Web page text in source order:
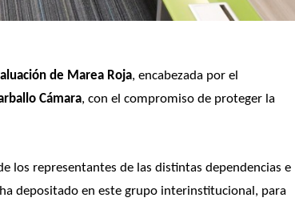
de Marea Roja, encabezada por el
Cámara, con el compromiso de proteger la
los representantes de las distintas dependencias e
ha depositado en este grupo interinstitucional, para